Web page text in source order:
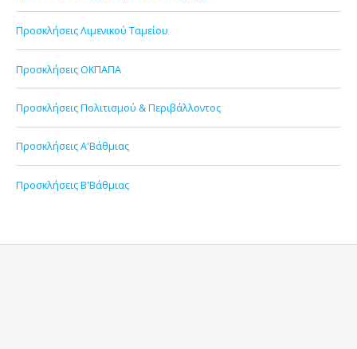
Προσκλήσεις Λιμενικού Ταμείου
Προσκλήσεις ΟΚΠΑΠΑ
Προσκλήσεις Πολιτισμού & Περιβάλλοντος
Προσκλήσεις Α'Βάθμιας
Προσκλήσεις Β'Βάθμιας